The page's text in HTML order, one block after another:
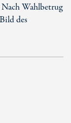
Wahlbetrug
des